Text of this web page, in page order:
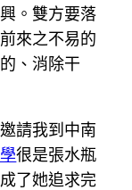
。雙方要落
來之不易的
、消除干
請我到中南
很是張水瓶
了她追求完